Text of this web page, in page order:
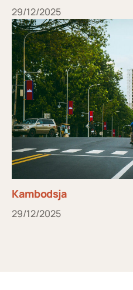
29/12/2025
Kambodsja
29/12/2025